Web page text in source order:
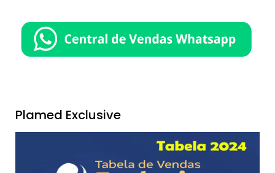
Plamed Exclusive